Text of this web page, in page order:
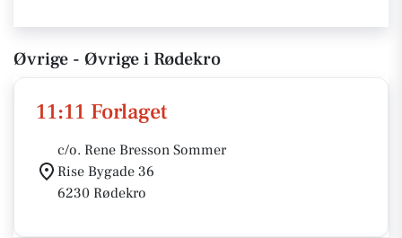
Øvrige - Øvrige i Rødekro
11:11 Forlaget
c/o. Rene Bresson Sommer
Rise Bygade 36
6230 Rødekro